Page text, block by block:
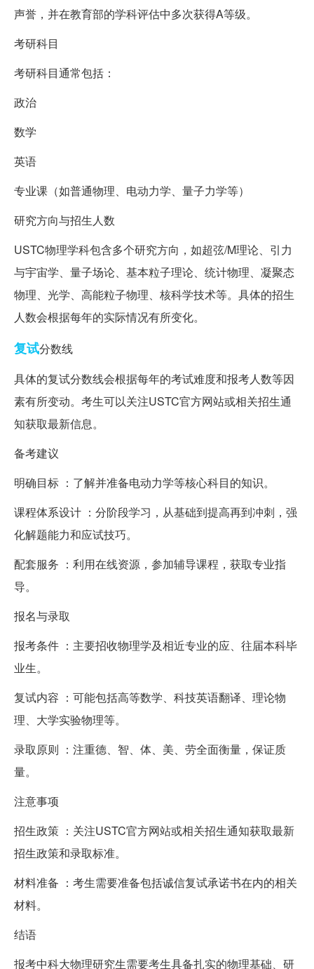
声誉，并在教育部的学科评估中多次获得A等级。
考研科目
考研科目通常包括：
政治
数学
英语
专业课（如普通物理、电动力学、量子力学等）
研究方向与招生人数
USTC物理学科包含多个研究方向，如超弦/M理论、引力
与宇宙学、量子场论、基本粒子理论、统计物理、凝聚态
物理、光学、高能粒子物理、核科学技术等。具体的招生
人数会根据每年的实际情况有所变化。
复试分数线
具体的复试分数线会根据每年的考试难度和报考人数等因
素有所变动。考生可以关注USTC官方网站或相关招生通
知获取最新信息。
备考建议
明确目标 ：了解并准备电动力学等核心科目的知识。
课程体系设计 ：分阶段学习，从基础到提高再到冲刺，强
化解题能力和应试技巧。
配套服务 ：利用在线资源，参加辅导课程，获取专业指
导。
报名与录取
报考条件 ：主要招收物理学及相近专业的应、往届本科毕
业生。
复试内容 ：可能包括高等数学、科技英语翻译、理论物
理、大学实验物理等。
录取原则 ：注重德、智、体、美、劳全面衡量，保证质
量。
注意事项
招生政策 ：关注USTC官方网站或相关招生通知获取最新
招生政策和录取标准。
材料准备 ：考生需要准备包括诚信复试承诺书在内的相关
材料。
结语
报考中科大物理研究生需要考生具备扎实的物理基础、研